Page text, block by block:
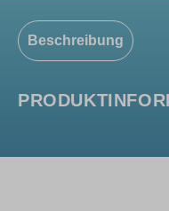
Beschreibung